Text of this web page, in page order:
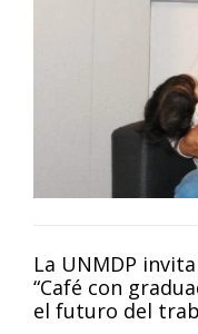
La UNMDP
“Café con
el futuro del